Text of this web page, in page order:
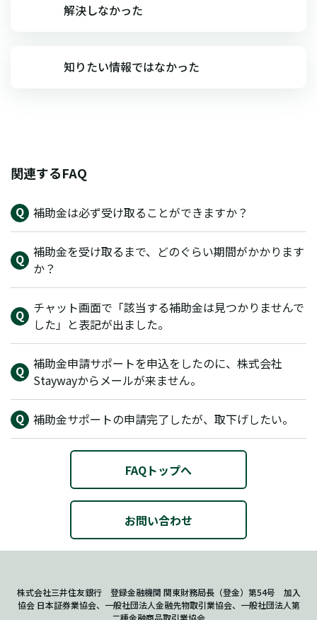
解決しなかった
知りたい情報ではなかった
関連するFAQ
補助金は必ず受け取ることができますか？
補助金を受け取るまで、どのぐらい期間がかかります
か？
チャット画面で「該当する補助金は見つかりませんで
した」と表記が出ました。
補助金申請サポートを申込をしたのに、株式会社
Staywayからメールが来ません。
補助金サポートの申請完了したが、取下げしたい。
FAQトップへ
お問い合わせ
株式会社三井住友銀行 登録金融機関 関東財務局長（登金）第54号 加入
協会 日本証券業協会、一般社団法人金融先物取引業協会、一般社団法人第